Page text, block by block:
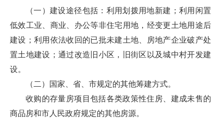
（一）建设途径包括：利用划拨用地新建；利用闲置
低效工业、商业、办公等非住宅用地，经变更土地用途后
建设；利用依法收回的已批未建土地、房地产企业破产处
置土地建设；通过改造旧小区，旧街区以及城中村开发建
设。
（二）国家、省、市规定的其他筹建方式。
收购的存量房项目包括各类政策性住房、建成未售的
商品房和市人民政府规定的其他房源。